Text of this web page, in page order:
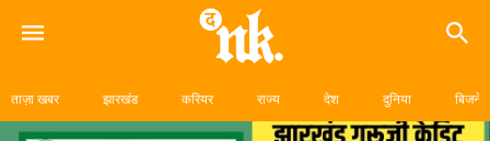
ताज़ा खबर झारखंड करियर राज्य देश दुनिया बिजनेस